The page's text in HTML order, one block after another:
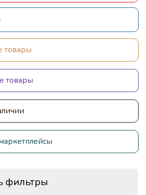
товары
товары
фильтры